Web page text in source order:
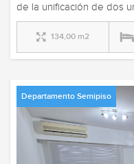
de la unificación de dos
134,00 m2
Departamento Semipiso